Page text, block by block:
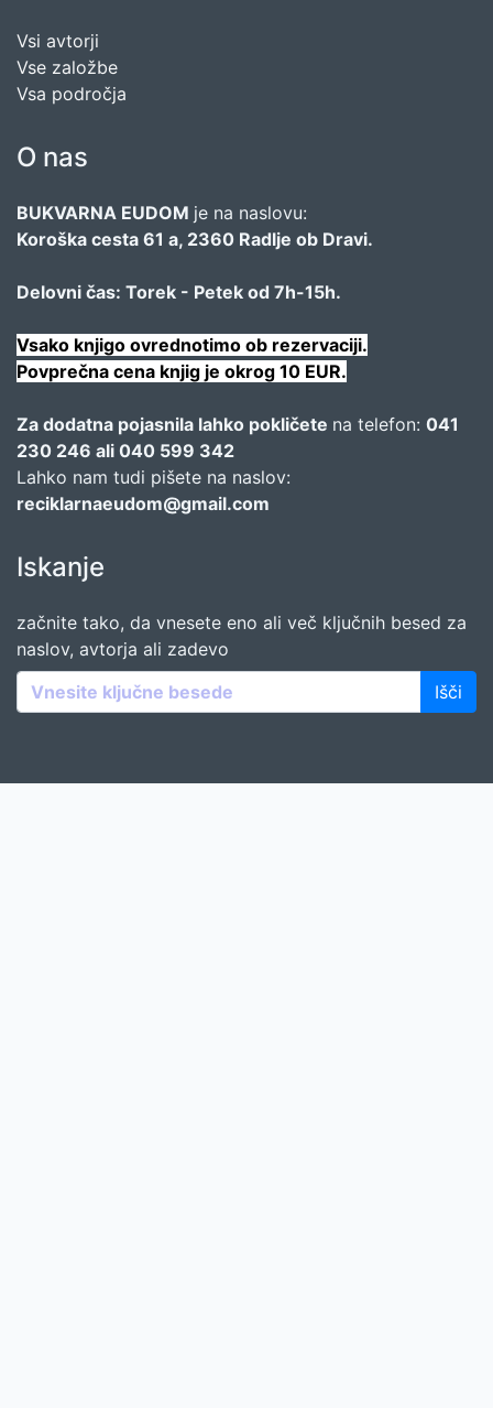
Vsi avtorji
Vse založbe
Vsa področja
O nas
BUKVARNA EUDOM je na naslovu:
Koroška cesta 61 a, 2360 Radlje ob Dravi.
Delovni čas: Torek - Petek od 7h-15h.
Vsako knjigo ovrednotimo ob rezervaciji.
Povprečna cena knjig je okrog 10 EUR.
Za dodatna pojasnila lahko pokličete na telefon: 041
230 246 ali 040 599 342
Lahko nam tudi pišete na naslov:
reciklarnaeudom@gmail.com
Iskanje
začnite tako, da vnesete eno ali več ključnih besed za
naslov, avtorja ali zadevo
Išči